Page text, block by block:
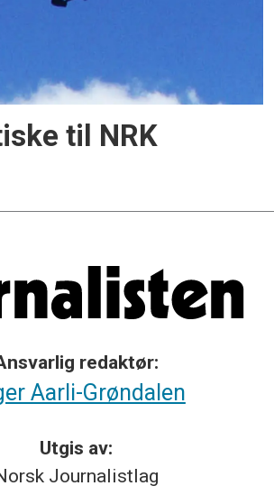
til NRK
redaktør:
Aarli-Grøndalen
Utgis av:
Journalistlag